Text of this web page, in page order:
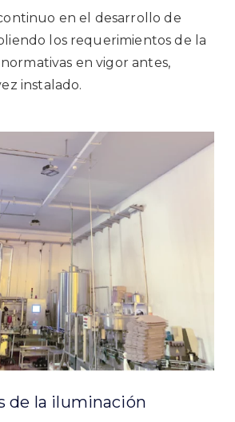
en el desarrollo de
los requerimientos de la
en vigor antes,
instalado.
de la iluminación